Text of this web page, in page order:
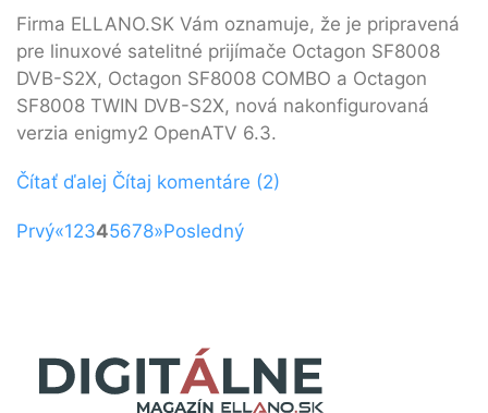
Firma ELLANO.SK Vám oznamuje, že je pripravená
pre linuxové satelitné prijímače Octagon SF8008
DVB-S2X, Octagon SF8008 COMBO a Octagon
SF8008 TWIN DVB-S2X, nová nakonfigurovaná
verzia enigmy2 OpenATV 6.3.
Čítať ďalej Čítaj komentáre (2)
Prvý«12345678»Posledný